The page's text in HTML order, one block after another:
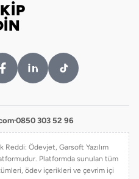
·0850 303 52 96
Ödevjet, Garsoft Yazılım
Platformda sunulan tüm
ödev içerikleri ve çevrim içi